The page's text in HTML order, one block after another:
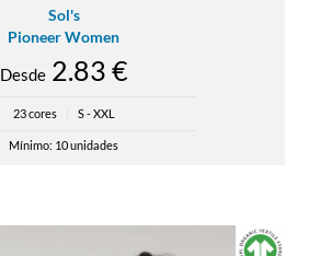
Sol's
Pioneer Women
Desde2.83 €
23 cores S - XXL
Mínimo: 10 unidades